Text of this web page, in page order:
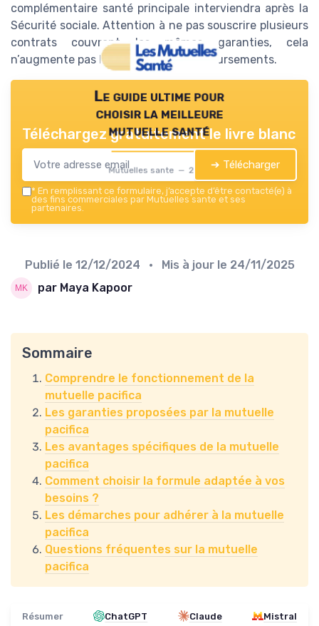
complémentaire santé principale interviendra après la
Sécurité sociale. Attention à ne pas souscrire plusieurs
contrats couvrant les mêmes garanties, cela
n’augmente pas le montant des remboursements.
Le guide ultime pour
choisir la meilleure
mutuelle santé
Mutuelles sante — 2026
Téléchargez gratuitement le livre blanc
➔ Télécharger
* En remplissant ce formulaire, j’accepte d’être contacté(e) à
des fins commerciales par Mutuelles sante et ses
partenaires.
Publié le 12/12/2024 • Mis à jour le 24/11/2025
par Maya Kapoor
Sommaire
Comprendre le fonctionnement de la
mutuelle pacifica
Les garanties proposées par la mutuelle
pacifica
Les avantages spécifiques de la mutuelle
pacifica
Comment choisir la formule adaptée à vos
besoins ?
Les démarches pour adhérer à la mutuelle
pacifica
Questions fréquentes sur la mutuelle
pacifica
Résumer ChatGPT Claude Mistral